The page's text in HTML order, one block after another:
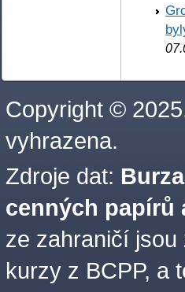
Copyright ©
vyhrazena.
Zdroje dat:
cenných papírů
ze zahraničí jsou
kurzy z BCPP, a